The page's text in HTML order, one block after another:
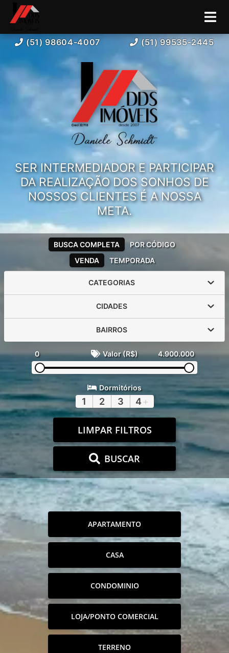
(51) 98604-4007 (51) 99535-2445
SER INTERMEDIADOR E PARTICIPAR
DA REALIZAÇÃO DOS SONHOS DE
NOSSOS CLIENTES É A NOSSA
META.
VENDA TEMPORADA
BUSCA COMPLETA POR CÓDIGO
CATEGORIAS
CIDADES
BAIRROS
0 Valor (R$) 4.900.000
Dormitórios
1 2 3 4 +
LIMPAR FILTROS
BUSCAR
APARTAMENTO
CASA
CONDOMINIO
LOJA/PONTO COMERCIAL
TERRENO